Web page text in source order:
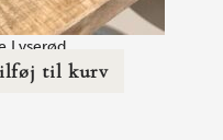
Lyserød
til kurv